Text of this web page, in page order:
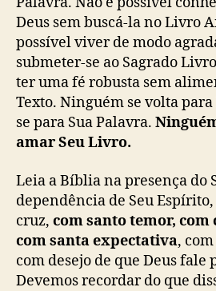
Deus sem buscá-la no Livro
possível viver de modo
submeter-se ao Sagrado
ter uma fé robusta sem
Texto. Ninguém se volta
se para Sua Palavra.
amar Seu Livro.
Leia a Bíblia na presença do
dependência de Seu
cruz, com santo temor,
com santa expectativa,
com desejo de que Deus fale
Devemos recordar do que